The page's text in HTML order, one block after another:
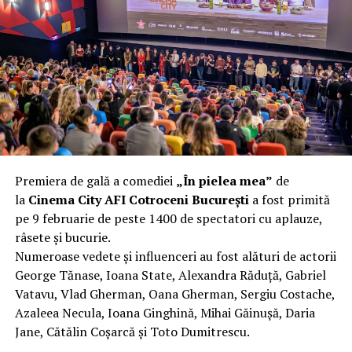
40 km/h. Nu s-a prăbușit, dar s-a deformat atât de tare
încât nu a mai putut fi pliat. Proprietarul l-a aruncat la
fier vechi a doua zi. Asta ca să fie clar de la început: nu
vorbim despre preferințe estetice, ci despre
funcționalitate reală.
Aluminiul, pe scurt: ușor,
rezistent la coroziune, dar cu
nuanțe
Aluminiul e materialul care apare primul în conversație
când cineva caută un pavilion ușor. Și pe bună dreptate.
Densitatea aluminiului e de aproximativ 2,7 g/cm³, față
de circa 7,8 g/cm³ pentru oțel. Practic, la un volum
identic, aluminiul cântărește cam o treime din greutatea
oțelului. Pentru oricine transportă, montează și
demontează frecvent o structură, diferența asta se
Premiera de gală a comediei „În pielea mea” de
la Cinema City AFI Cotroceni Bucureștia fost primită
pe 9 februarie de peste 1400 de spectatori cu aplauze,
râsete și bucurie.
Numeroase vedete și influenceri au fost alături de actorii
George Tănase, Ioana State, Alexandra Răduță, Gabriel
Vatavu, Vlad Gherman, Oana Gherman, Sergiu Costache,
Azaleea Necula, Ioana Ginghină, Mihai Găinușă, Daria
Jane, Cătălin Coșarcă și Toto Dumitrescu.